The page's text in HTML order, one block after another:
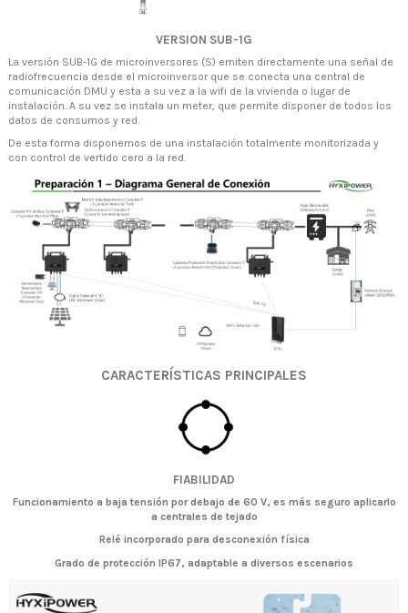
VERSION SUB-1G
La versión SUB-1G de microinversores (S) emiten directamente una señal de
radiofrecuencia desde el microinversor que se conecta una central de
comunicación DMU y esta a su vez a la wifi de la vivienda o lugar de
instalación. A su vez se instala un meter, que permite disponer de todos los
datos de consumos y red.
De esta forma disponemos de una instalación totalmente monitorizada y
con control de vertido cero a la red.
CARACTERÍSTICAS PRINCIPALES
FIABILIDAD
Funcionamiento a baja tensión por debajo de 60 V, es más seguro aplicarlo
a centrales de tejado
Relé incorporado para desconexión física
Grado de protección IP67, adaptable a diversos escenarios